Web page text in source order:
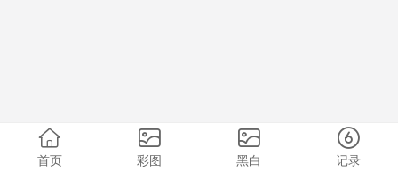
首页 彩图 黑白 记录